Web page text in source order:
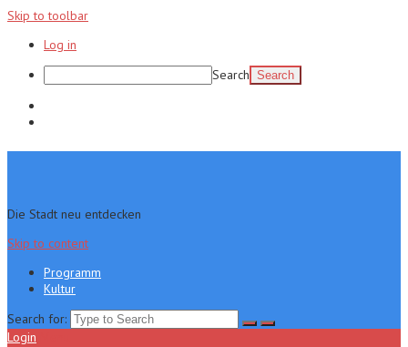
Skip to toolbar
Log in
Search
Die Stadt neu entdecken
Skip to content
Programm
Kultur
Search for:
Login